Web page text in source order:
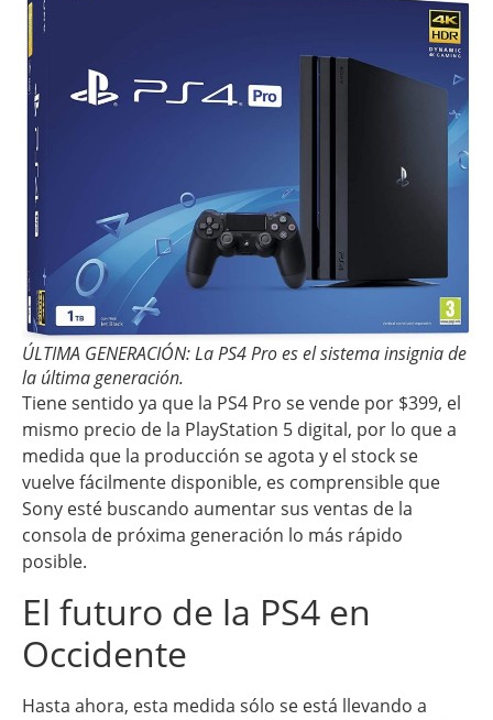
ÚLTIMA GENERACIÓN: La PS4 Pro es el sistema insignia de
la última generación.
Tiene sentido ya que la PS4 Pro se vende por $399, el
mismo precio de la PlayStation 5 digital, por lo que a
medida que la producción se agota y el stock se
vuelve fácilmente disponible, es comprensible que
Sony esté buscando aumentar sus ventas de la
consola de próxima generación lo más rápido
posible.
El futuro de la PS4 en
Occidente
Hasta ahora, esta medida sólo se está llevando a